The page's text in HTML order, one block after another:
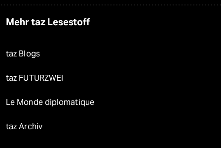
Mehr taz Lesestoff
taz Blogs
taz FUTURZWEI
Le Monde diplomatique
taz Archiv